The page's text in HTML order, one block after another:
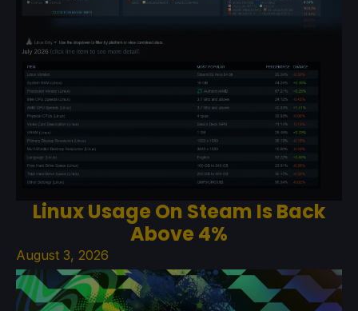
Linux Usage On Steam Is Back
Above 4%
August 3, 2026